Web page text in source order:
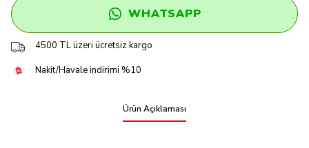
WHATSAPP
4500 TL üzeri ücretsiz kargo
Nakit/Havale indirimi %10
Ürün Açıklaması